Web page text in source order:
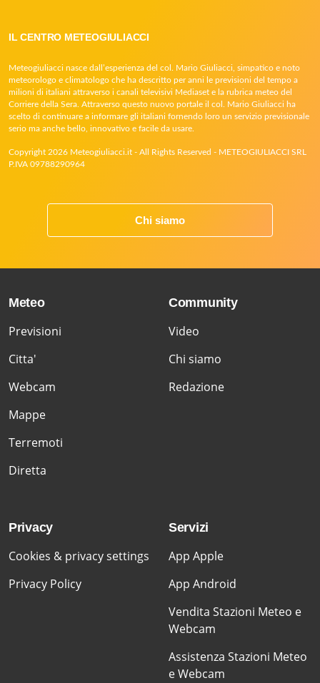
IL CENTRO METEOGIULIACCI
Meteogiuliacci nasce dall’esperienza del col. Mario Giuliacci, simpatico e noto
meteorologo e climatologo che ha descritto per anni le previsioni del tempo a
milioni di italiani attraverso i canali televisivi Mediaset e la rubrica meteo del
Corriere della Sera. Attraverso questo nuovo portale il col. Mario Giuliacci ha
scelto di continuare a informare gli italiani fornendo loro un servizio previsionale
serio ma anche bello, innovativo e facile da usare.
Copyright 2026 Meteogiuliacci.it - All Rights Reserved - METEOGIULIACCI SRL
P.IVA 09788290964
Chi siamo
Meteo
Previsioni
Citta'
Webcam
Mappe
Terremoti
Diretta
Community
Video
Chi siamo
Redazione
Privacy
Cookies & privacy settings
Privacy Policy
Servizi
App Apple
App Android
Vendita Stazioni Meteo e
Webcam
Assistenza Stazioni Meteo
e Webcam